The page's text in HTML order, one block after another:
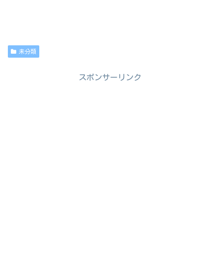
未分類
スポンサーリンク